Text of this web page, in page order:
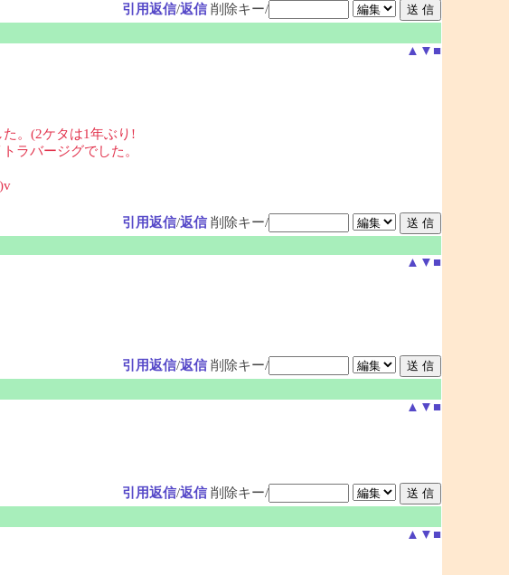
引用返信/返信 削除キー/
▲ ▼ ■
。(2ケタは1年ぶり!
ラバージグでした。
引用返信/返信 削除キー/
▲ ▼ ■
引用返信/返信 削除キー/
▲ ▼ ■
引用返信/返信 削除キー/
▲ ▼ ■